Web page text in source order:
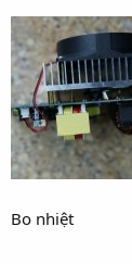
Bo nhiệt